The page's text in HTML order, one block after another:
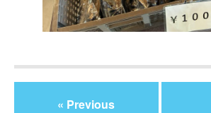
« Previous